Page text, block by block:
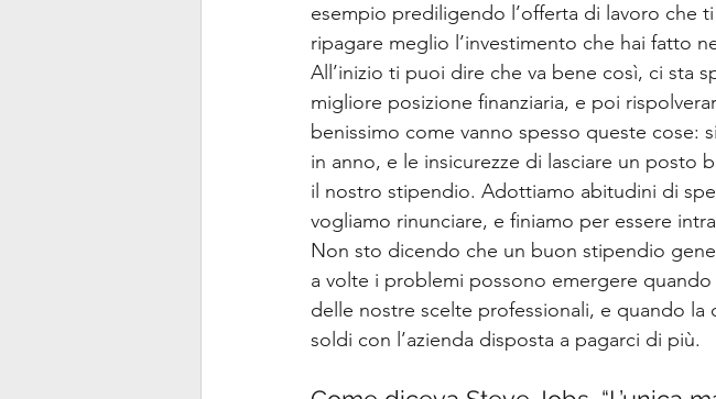
esempio prediligendo l’offerta di lavoro che
ripagare meglio l’investimento che hai fatto
All’inizio ti puoi dire che va bene così, ci sta
migliore posizione finanziaria, e poi
benissimo come vanno spesso queste cose:
in anno, e le insicurezze di lasciare un posto
il nostro stipendio. Adottiamo abitudini di
vogliamo rinunciare, e finiamo per essere
Non sto dicendo che un buon stipendio
a volte i problemi possono emergere
delle nostre scelte professionali, e quando
soldi con l’azienda disposta a pagarci di più.